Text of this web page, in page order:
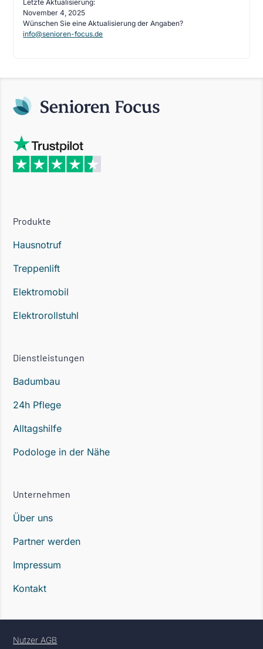
Letzte Aktualisierung:
November 4, 2025
Wünschen Sie eine Aktualisierung der Angaben?
info@senioren-focus.de
Produkte
Hausnotruf
Treppenlift
Elektromobil
Elektrorollstuhl
Dienstleistungen
Badumbau
24h Pflege
Alltagshilfe
Podologe in der Nähe
Unternehmen
Über uns
Partner werden
Impressum
Kontakt
Nutzer AGB